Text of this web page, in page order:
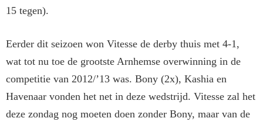
15 tegen).
Eerder dit seizoen won Vitesse de derby thuis met 4-1,
wat tot nu toe de grootste Arnhemse overwinning in de
competitie van 2012/’13 was. Bony (2x), Kashia en
Havenaar vonden het net in deze wedstrijd. Vitesse zal het
deze zondag nog moeten doen zonder Bony, maar van de